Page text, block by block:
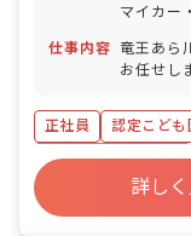
マイカー
仕事内容
竜王あら
お任せします。 ■具体的
の援助支
援・保護
誌・成長
計画・園
境整備、
議、外部
正社員 認定こども
年間休日120日以上
寮・住宅・家賃補助
詳し